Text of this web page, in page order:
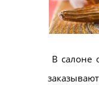
В салоне